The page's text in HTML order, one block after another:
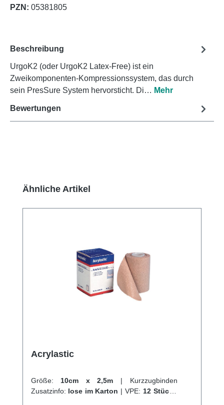
PZN: 05381805
Beschreibung
UrgoK2 (oder UrgoK2 Latex-Free) ist ein
Zweikomponenten-Kompressionssystem, das durch
sein PresSure System hervorsticht. Di… Mehr
Bewertungen
Produktgalerie überspringen
Ähnliche Artikel
Acrylastic
Größe: 10cm x 2,5m |
Zusatzinfo: lose im Karton | VPE: 12 Stück